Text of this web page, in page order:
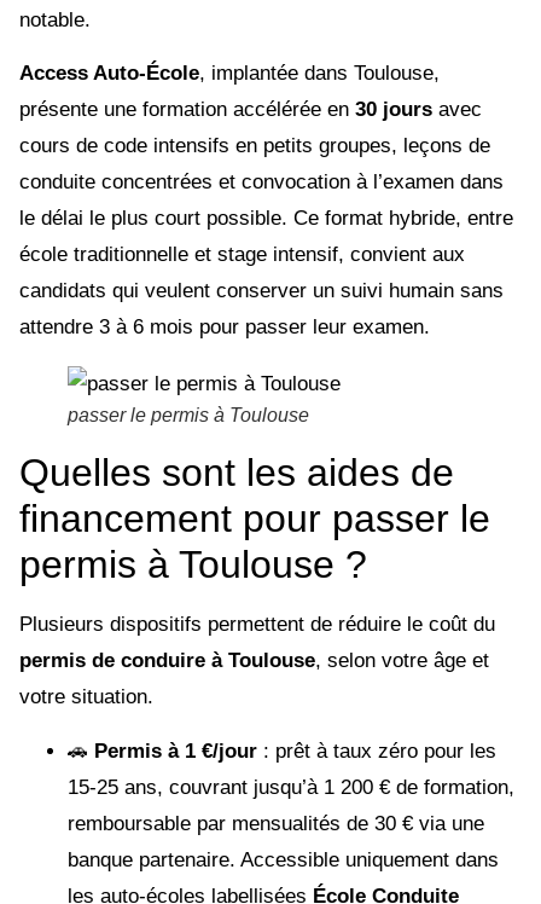
notable.
Access Auto-École, implantée dans Toulouse,
présente une formation accélérée en 30 jours avec
cours de code intensifs en petits groupes, leçons de
conduite concentrées et convocation à l’examen dans
le délai le plus court possible. Ce format hybride, entre
école traditionnelle et stage intensif, convient aux
candidats qui veulent conserver un suivi humain sans
attendre 3 à 6 mois pour passer leur examen.
passer le permis à Toulouse
Quelles sont les aides de
financement pour passer le
permis à Toulouse ?
Plusieurs dispositifs permettent de réduire le coût du
permis de conduire à Toulouse, selon votre âge et
votre situation.
🚗 Permis à 1 €/jour : prêt à taux zéro pour les
15-25 ans, couvrant jusqu’à 1 200 € de formation,
remboursable par mensualités de 30 € via une
banque partenaire. Accessible uniquement dans
les auto-écoles labellisées École Conduite